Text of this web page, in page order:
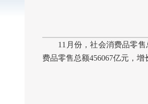
11 月份，社会消费品零售
费品零售总额456067亿元，增